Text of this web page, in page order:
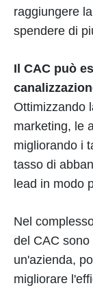
raggiungere
spendere di
Il CAC può
Ottimizzando
marketing, le
migliorando i
tasso di
lead in modo
Nel
del CAC
un'azienda,
migliorare